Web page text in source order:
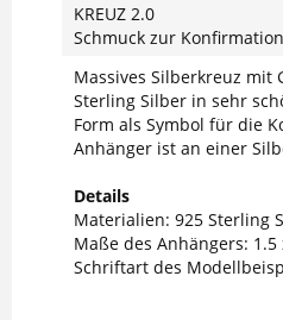
KREUZ 2.0
Schmuck zur
Massives Silberkreuz mit
Sterling Silber in sehr
Form als Symbol für die
Anhänger ist an einer
Details
Materialien: 925 Sterling
Maße des Anhängers: 1.5
Schriftart des